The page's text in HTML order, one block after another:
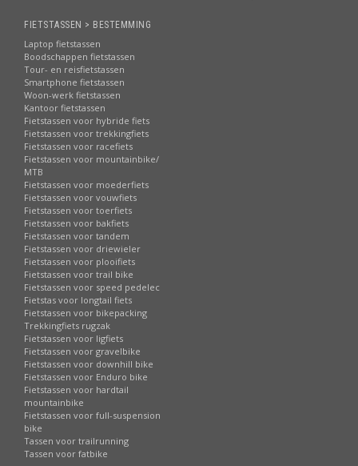
FIETSTASSEN > BESTEMMING
Laptop fietstassen
Boodschappen fietstassen
Tour- en reisfietstassen
Smartphone fietstassen
Woon-werk fietstassen
Kantoor fietstassen
Fietstassen voor hybride fiets
Fietstassen voor trekkingfiets
Fietstassen voor racefiets
Fietstassen voor mountainbike/
MTB
Fietstassen voor moederfiets
Fietstassen voor vouwfiets
Fietstassen voor toerfiets
Fietstassen voor bakfiets
Fietstassen voor tandem
Fietstassen voor driewieler
Fietstassen voor plooifiets
Fietstassen voor trail bike
Fietstassen voor speed pedelec
Fietstas voor longtail fiets
Fietstassen voor bikepacking
Trekkingfiets rugzak
Fietstassen voor ligfiets
Fietstassen voor gravelbike
Fietstassen voor downhill bike
Fietstassen voor Enduro bike
Fietstassen voor hardtail
mountainbike
Fietstassen voor full-suspension
bike
Tassen voor trailrunning
Tassen voor fatbike